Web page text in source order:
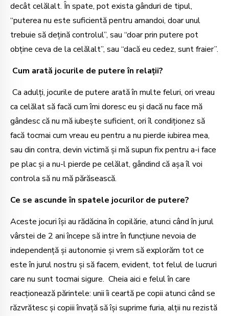
decât celălalt. În spate, pot exista gânduri de tipul,
“puterea nu este suficientă pentru amandoi, doar unul
trebuie să dețină controlul”, sau “doar prin putere pot
obține ceva de la celălalt”, sau “dacă eu cedez, sunt fraier”.
Cum arată jocurile de putere în relații?
Ca adulți, jocurile de putere arată în multe feluri, ori vreau
ca celălat să facă cum îmi doresc eu și dacă nu face mă
gândesc că nu mă iubește suficient, ori îl condiționez să
facă tocmai cum vreau eu pentru a nu pierde iubirea mea,
sau din contra, devin victimă și mă supun fix pentru a-i face
pe plac și a nu-l pierde pe celălat, gândind că așa îl voi
controla să nu mă părăsească.
Ce se ascunde în spatele jocurilor de putere?
Aceste jocuri își au rădăcina în copilărie, atunci când în jurul
vârstei de 2 ani începe să intre în funcțiune nevoia de
independență și autonomie și vrem să explorăm tot ce
este în jurul nostru și să facem, evident, tot felul de lucruri
care nu sunt tocmai sigure. Cheia aici e felul în care
reacționează părintele: unii îi ceartă pe copii atunci când se
răzvrătesc și copiii învață să își suprime furia, alții nu rezistă